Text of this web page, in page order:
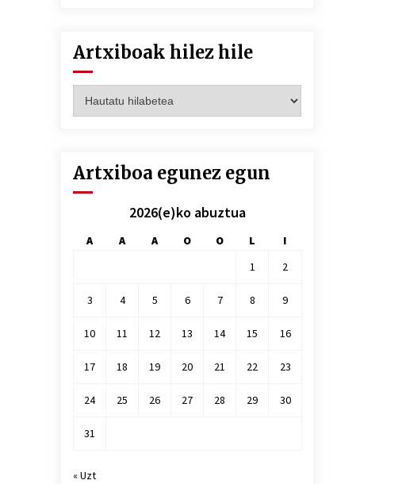
Artxiboak hilez hile
hilez
Artxiboa egunez egun
2026(e)ko abuztua
A A A O O L
I
1
2
3 4 5 6 7 8 9
10 11 12 13 14 15 16
17 18 19 20 21 22 23
24 25 26 27 28 29 30
31
« Uzt